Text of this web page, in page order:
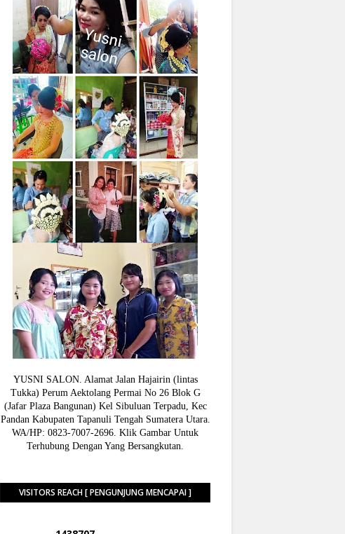
YUSNI SALON. Alamat Jalan Hajairin (lintas
Tukka) Perum Aektolang Permai No 26 Blok G
(Jafar Plaza Bangunan) Kel Sibuluan Terpadu, Kec
Pandan Kabupaten Tapanuli Tengah Sumatera Utara.
WA/HP: 0823-7007-2696. Klik Gambar Untuk
Terhubung Dengan Yang Bersangkutan.
VISITORS REACH [ PENGUNJUNG MENCAPAI ]